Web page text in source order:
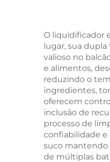
O liquidificador
lugar, sua
valioso no
e alimentos,
reduzindo o
ingredientes,
oferecem
inclusão de
processo de
confiabilidade e
suco mantendo
de múltiplas